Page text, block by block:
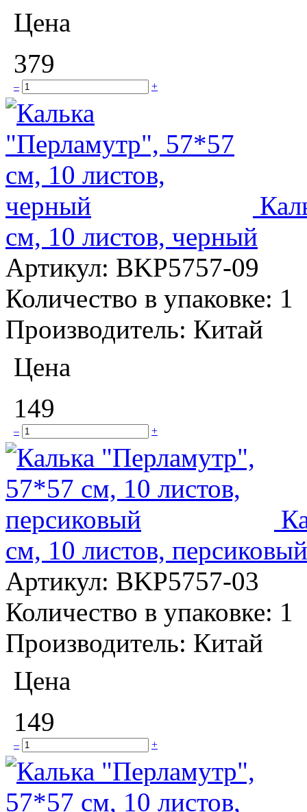
Цена
379
– +
см, 10 листов, черный
Артикул: BKP5757-09
Количество в упаковке: 1
Производитель: Китай
Цена
149
– +
см, 10 листов, персиковый
Артикул: BKP5757-03
Количество в упаковке: 1
Производитель: Китай
Цена
149
– +